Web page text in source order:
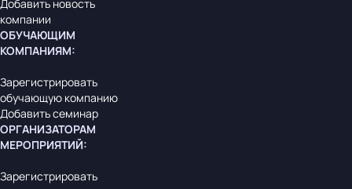
Добавить новость
компании
ОБУЧАЮЩИМ
КОМПАНИЯМ:
Зарегистрировать
обучающую компанию
Добавить семинар
ОРГАНИЗАТОРАМ
МЕРОПРИЯТИЙ:
Зарегистрировать